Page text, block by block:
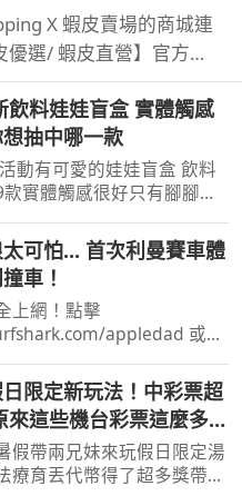
X 蝦皮賣場的商城連
選/ 蝦皮直營】官方認
飲料娃娃盲盒 實體觸感
抽中哪一款
有可愛的娃娃盲盒 飲料
實體觸感很好只有腳腳沒
...可怕... 首次利曼賽車體
車！
上網！點擊
appledad 或用
服務！
限定新玩法！中彩票超
來這些機台彩票這麼多！
】
假帶兩兄妹來玩假日限定湯
療育丟代幣得了超多獎帶兩